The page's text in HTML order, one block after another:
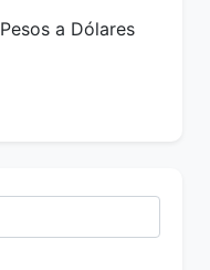
Pesos a Dólares